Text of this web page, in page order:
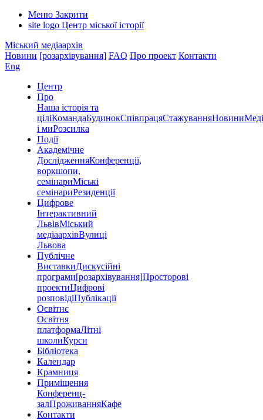
Меню Закрити
site logo Центр міської історії
Міський медіаархів
Новини [розархівування] FAQ Про проект Контакти
Eng
Центр
Про
Наша історія та
ціліКомандаБудинокСпівпрацяСтажуванняНовини
і миРозсилка
Події
Академічне
ДослідженняКонференції,
воркшопи,
семінариМіські
семінариРезиденції
Цифрове
Інтерактивний
ЛьвівМіський
медіаархівВулиці
Львова
Публічне
ВиставкиДискусійні
програми[розархівування]Просторові
проектиЦифрові
розповідіПублікації
Освітнє
Освітня
платформаЛітні
школиКурси
Бібліотека
Календар
Крамниця
Приміщення
Конференц-
залПроживанняКафе
Контакти